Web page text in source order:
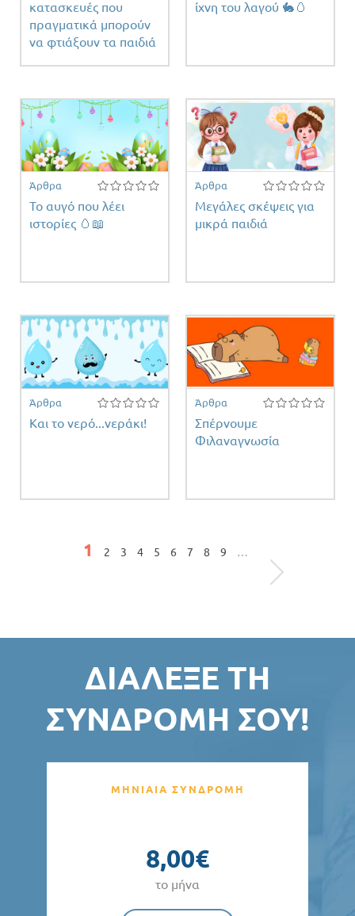
κατασκευές που
πραγματικά μπορούν
να φτιάξουν τα παιδιά
ίχνη του λαγού 🐇🥚
Άρθρα
To αυγό που λέει
ιστορίες 🥚📖
Άρθρα
Μεγάλες σκέψεις για
μικρά παιδιά
Άρθρα
Και το νερό...νεράκι!
Άρθρα
Σπέρνουμε
Φιλαναγνωσία
Σελίδες1 2 3 4 5 6 7 8 9 …
ΔΙΆΛΕΞΕ ΤΗ
ΣΥΝΔΡΟΜΉ ΣΟΥ!
ΜΗΝΙΑΙΑ ΣΥΝΔΡΟΜΗ
8,00€
το μήνα